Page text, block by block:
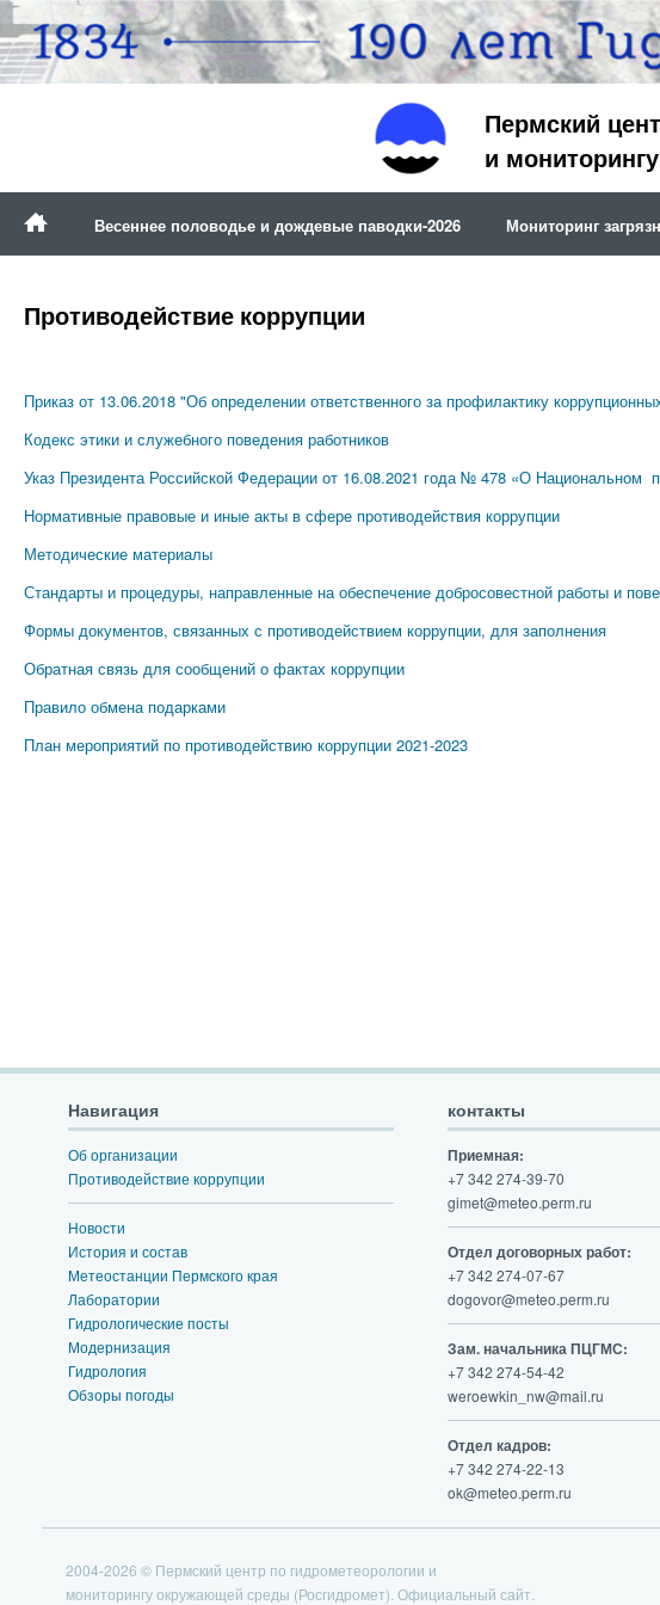
Пермский
и
Весеннее половодье и дождевые паводки-2026 Мониторинг
Противодействие коррупции
Приказ от 13.06.2018 "Об определении ответственного за профилактику
Кодекс этики и служебного поведения работников
Указ Президента Российской Федерации от 16.08.2021 года № 478 «О Национальном
Нормативные правовые и иные акты в сфере противодействия коррупции
Методические материалы
Стандарты и процедуры, направленные на обеспечение добросовестной работы и
Формы документов, связанных с противодействием коррупции, для заполнения
Обратная связь для сообщений о фактах коррупции
Правило обмена подарками
План мероприятий по противодействию коррупции 2021-2023
Навигация
Об организации
Противодействие коррупции
Новости
История и состав
Метеостанции Пермского края
Лаборатории
Гидрологические посты
Модернизация
Гидрология
Обзоры погоды
контакты
Приемная:
+7 342 274-39-70
gimet@meteo.perm.ru
Отдел договорных работ:
+7 342 274-07-67
dogovor@meteo.perm.ru
Зам. начальника ПЦГМС:
+7 342 274-54-42
weroewkin_nw@mail.ru
Отдел кадров:
+7 342 274-22-13
ok@meteo.perm.ru
2004-2026 © Пермский центр по гидрометеорологии и
мониторингу окружающей среды (Росгидромет). Официальный сайт.